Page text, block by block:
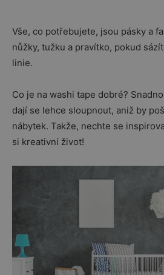
Vše, co potřebujete, jsou pásky a
nůžky, tužku a pravítko, pokud
linie.
Co je na washi tape dobré?
dají se lehce sloupnout, aniž by
nábytek. Takže, nechte se
si kreativní život!